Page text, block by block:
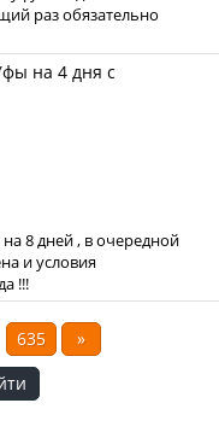
раз обязательно
8 дней , в очередной
и условия
!!!
635
»